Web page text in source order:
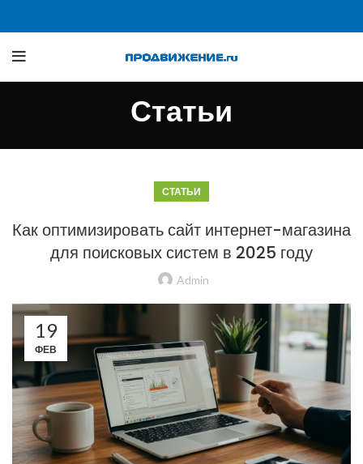
Статьи
СТАТЬИ
Как оптимизировать сайт интернет-магазина
для поисковых систем в 2025 году
Admin
19
ФЕВ